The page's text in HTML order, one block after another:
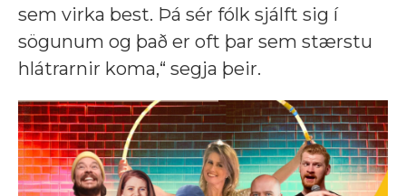
sem virka best. Þá sér fólk sjálft sig í
sögunum og það er oft þar sem stærstu
hlátrarnir koma,“ segja þeir.